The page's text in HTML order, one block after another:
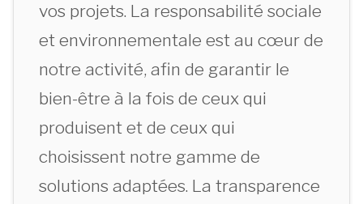
vos projets. La responsabilité sociale
et environnementale est au cœur de
notre activité, afin de garantir le
bien-être à la fois de ceux qui
produisent et de ceux qui
choisissent notre gamme de
solutions adaptées. La transparence